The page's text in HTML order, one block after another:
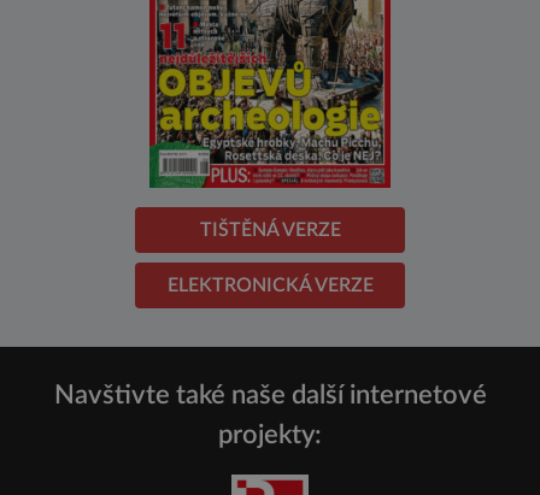
TIŠTĚNÁ VERZE
ELEKTRONICKÁ VERZE
Navštivte také naše další internetové
projekty: